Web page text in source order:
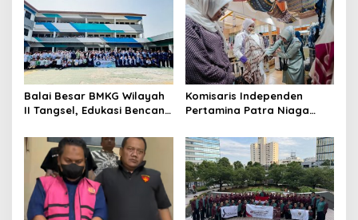
Balai Besar BMKG Wilayah
II Tangsel, Edukasi Bencana
kepada pelajar UPTD SMPN
23
Komisaris Independen
Pertamina Patra Niaga
Mitra Binaan dengan
Sentuhan Kemanusiaan dan
Keberlanjutan